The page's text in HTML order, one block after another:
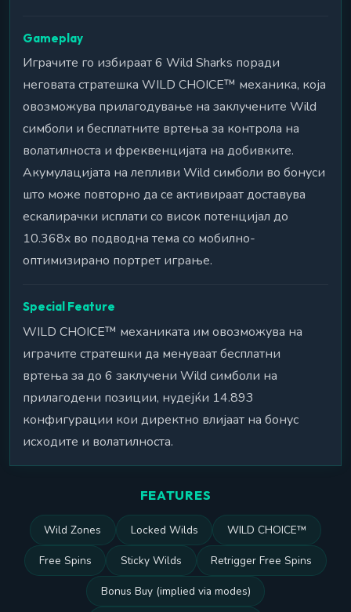
Gameplay
Играчите го избираат 6 Wild Sharks поради
неговата стратешка WILD CHOICE™ механика, која
овозможува прилагодување на заклучените Wild
симболи и бесплатните вртења за контрола на
волатилноста и фреквенцијата на добивките.
Акумулацијата на лепливи Wild симболи во бонуси
што може повторно да се активираат доставува
ескалирачки исплати со висок потенцијал до
10.368x во подводна тема со мобилно-
оптимизирано портрет играње.
Special Feature
WILD CHOICE™ механиката им овозможува на
играчите стратешки да менуваат бесплатни
вртења за до 6 заклучени Wild симболи на
прилагодени позиции, нудејќи 14.893
конфигурации кои директно влијаат на бонус
исходите и волатилноста.
FEATURES
Wild Zones Locked Wilds WILD CHOICE™
Free Spins Sticky Wilds Retrigger Free Spins
Bonus Buy (implied via modes)